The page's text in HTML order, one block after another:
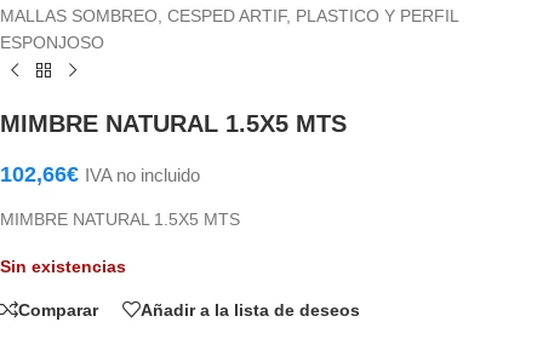
MALLAS SOMBREO, CESPED ARTIF, PLASTICO Y PERFIL
ESPONJOSO
MIMBRE NATURAL 1.5X5 MTS
102,66€ IVA no incluido
MIMBRE NATURAL 1.5X5 MTS
Sin existencias
Comparar Añadir a la lista de deseos